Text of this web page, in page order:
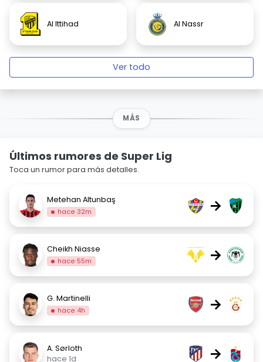
Al Ittihad Al Nassr
Ver todo
MÁS
Últimos rumores de Super Lig
Toca un rumor para más detalles.
Metehan Altunbaş
hace 32m →
Cheikh Niasse
hace 55m →
G. Martinelli
hace 4h →
A. Sørloth
hace 1d
→